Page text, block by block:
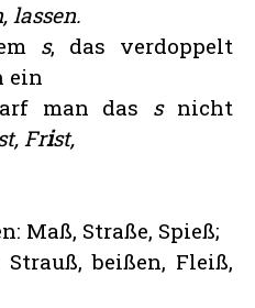
lassen.
s, das verdoppelt
ein
man das s nicht
Frist,
Maß, Straße, Spieß;
beißen, Fleiß,